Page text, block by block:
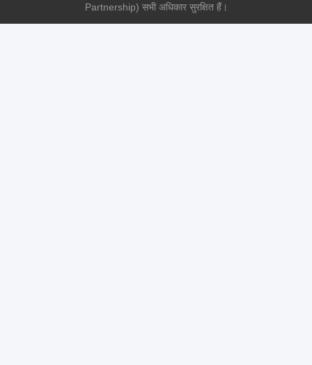
Partnership) सभी अधिकार सुरक्षित हैं।